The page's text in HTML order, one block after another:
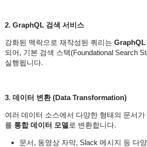
2. GraphQL 검색 서비스
강화된 맥락으로 재작성된 쿼리는 GraphQL
되어, 기본 검색 스택(Foundational Search
실행됩니다.
3. 데이터 변환 (Data Transformation)
여러 데이터 소스에서 다양한 형태의 문서
를 통합 데이터 모델 로 변환합니다.
문서, 동영상 자막, Slack 메시지 등 다